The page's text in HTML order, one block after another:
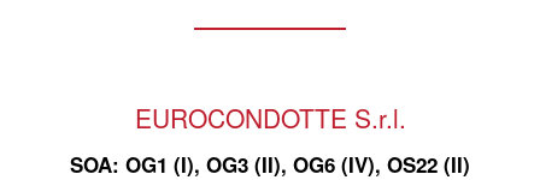
EUROCONDOTTE S.r.l.
SOA: OG1 (I), OG3 (II), OG6 (IV), OS22 (II)